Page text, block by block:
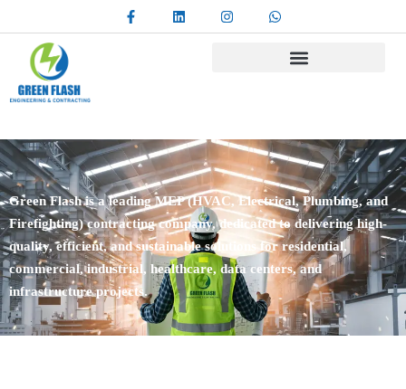
Green Flash is a leading MEP (HVAC, Electrical, Plumbing, and
Firefighting) contracting company, dedicated to delivering high-
quality, efficient, and sustainable solutions for residential,
commercial, industrial, healthcare, data centers, and
infrastructure projects.